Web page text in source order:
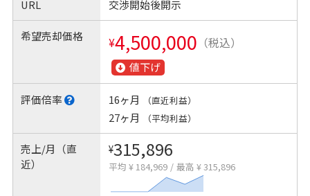
URL 交渉開始後開示
希望売却価格 ¥4,500,000 （税込）
値下げ
評価倍率 16ヶ月 （直近利益）
27ヶ月 （平均利益）
売上/月（直
近）
¥315,896
平均 ¥ 184,969 / 最高 ¥ 315,896